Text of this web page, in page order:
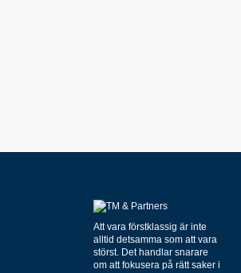
Att vara förstklassig är inte
alltid detsamma som att vara
störst. Det handlar snarare
om att fokusera på rätt saker i